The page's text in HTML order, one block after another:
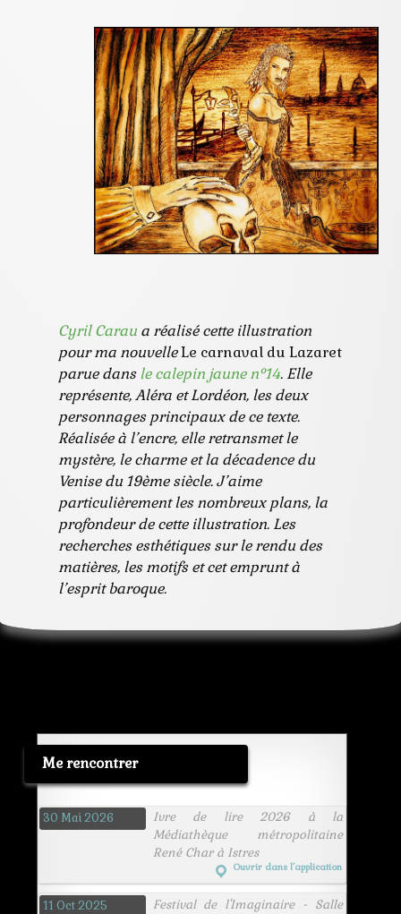
Cyril Carau a réalisé cette illustration
pour ma nouvelleLe carnaval du Lazaret
parue dans le calepin jaune n°14. Elle
représente, Aléra et Lordéon, les deux
personnages principaux de ce texte.
Réalisée à l’encre, elle retransmet le
mystère, le charme et la décadence du
Venise du 19ème siècle. J’aime
particulièrement les nombreux plans, la
profondeur de cette illustration. Les
recherches esthétiques sur le rendu des
matières, les motifs et cet emprunt à
l’esprit baroque.
Me rencontrer
30 Mai 2026
Ivre de lire 2026 à la
Médiathèque métropolitaine
René Char à Istres
Ouvrir dans l’application
11 Oct 2025 Festival de l'Imaginaire - Salle